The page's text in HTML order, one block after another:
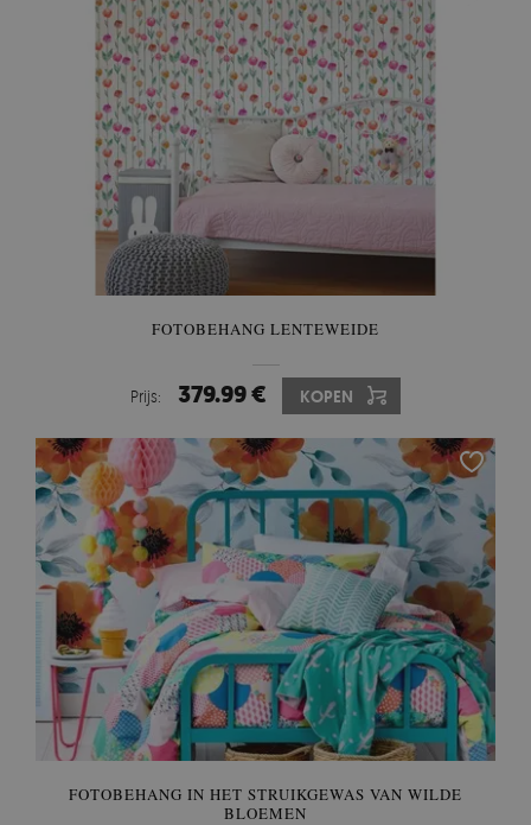
FOTOBEHANG LENTEWEIDE
Prijs: 379.99 € KOPEN
FOTOBEHANG IN HET STRUIKGEWAS VAN WILDE
BLOEMEN